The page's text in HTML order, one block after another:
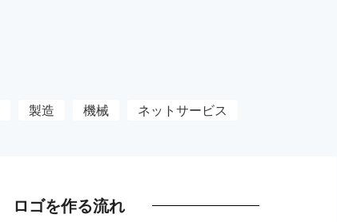
製造 機械 ネットサービス
ロゴを作る流れ